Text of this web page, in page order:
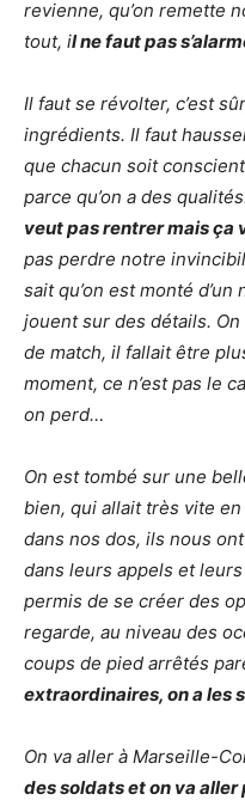
revienne, qu’on remette
tout, il ne faut pas
Il faut se révolter, c’est
ingrédients. Il faut
que chacun soit
parce qu’on a des
veut pas rentrer mais ça
pas perdre notre
sait qu’on est monté
jouent sur des détails.
de match, il fallait être
moment, ce n’est pas le
on perd…
On est tombé sur une
bien, qui allait très vite
dans nos dos, ils nous
dans leurs appels et
permis de se créer des
regarde, au niveau des
coups de pied arrêtés
extraordinaires, on a les
On va aller à Marseille-
des soldats et on va